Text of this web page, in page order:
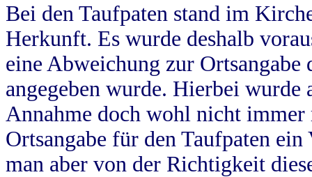
Bei den Taufpaten stand im
Herkunft. Es wurde deshalb
eine Abweichung zur
angegeben wurde. Hierbei wurde
Annahme doch wohl nicht
Ortsangabe für den Taufpaten
man aber von der Richtigkeit